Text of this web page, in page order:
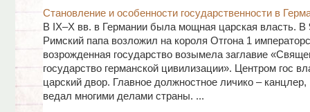
Становление и особенности государственности в
В IX–X вв. в Германии была мощная царская власть. В
Римский папа возложил на короля Отгона 1
возрожденная государство возымела заглавие
государство германской цивилизации». Центром гос
царский двор. Главное должностное личико – канцлер,
ведал многими делами страны. ...